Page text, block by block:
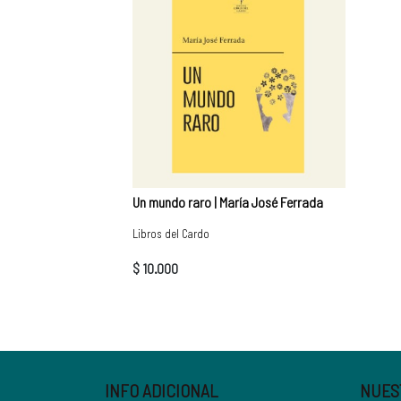
Un mundo raro | María José Ferrada
Libros del Cardo
$ 10.000
INFO ADICIONAL